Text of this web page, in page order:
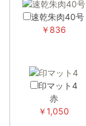
速乾朱肉40号
￥836
印マット4
赤
￥1,050